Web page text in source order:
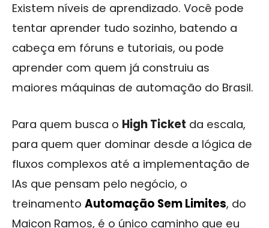
Existem níveis de aprendizado. Você pode
tentar aprender tudo sozinho, batendo a
cabeça em fóruns e tutoriais, ou pode
aprender com quem já construiu as
maiores máquinas de automação do Brasil.
Para quem busca o High Ticket da escala,
para quem quer dominar desde a lógica de
fluxos complexos até a implementação de
IAs que pensam pelo negócio, o
treinamento Automação Sem Limites, do
Maicon Ramos, é o único caminho que eu